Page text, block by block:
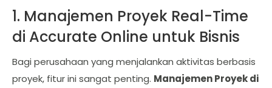
1. Manajemen Proyek Real-Time
di Accurate Online untuk Bisnis
Bagi perusahaan yang menjalankan aktivitas berbasis
proyek, fitur ini sangat penting. Manajemen Proyek di